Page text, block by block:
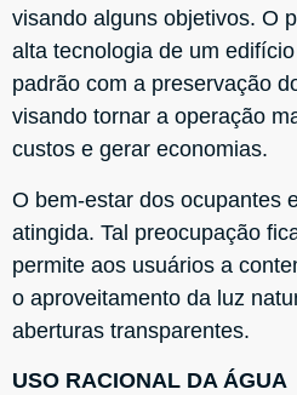
visando alguns objetivos. O
alta tecnologia de um
padrão com a preservação
visando tornar a operação
custos e gerar economias.
O bem-estar dos ocupantes
atingida. Tal preocupação
permite aos usuários a
o aproveitamento da luz
aberturas transparentes.
USO RACIONAL DA ÁGUA